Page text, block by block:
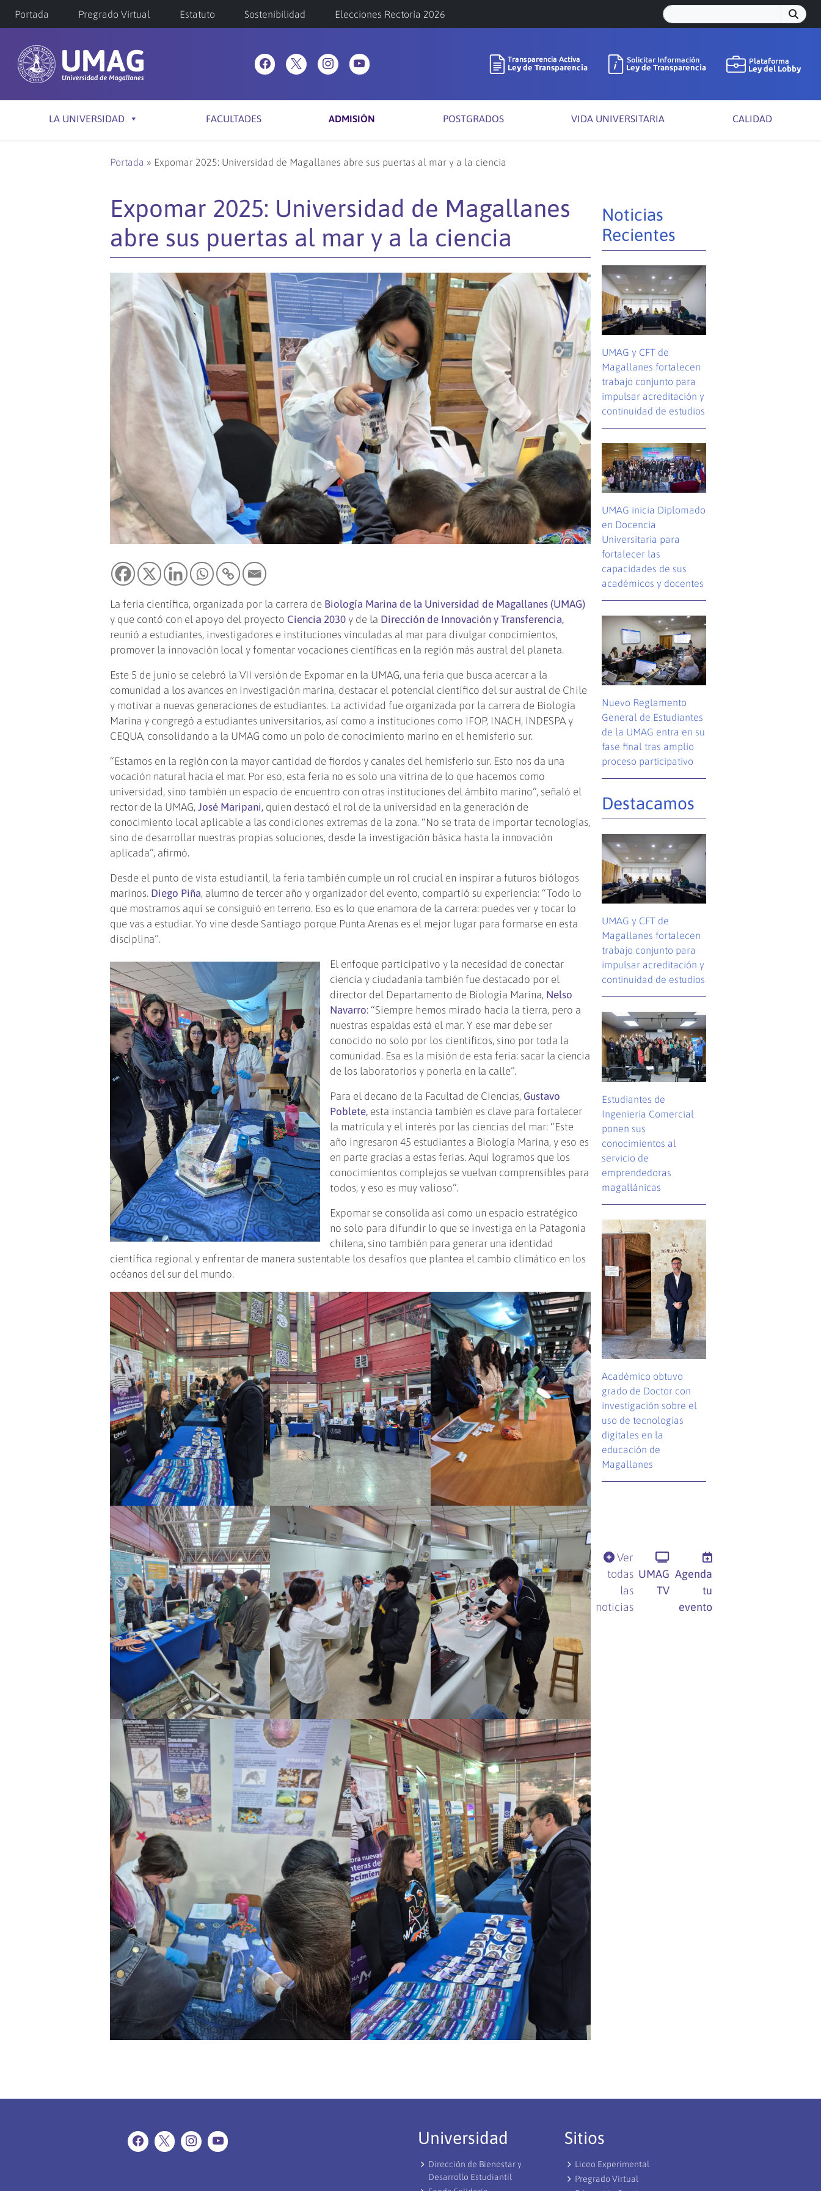
Portada Pregrado Virtual Estatuto Sostenibilidad Elecciones Rectoría 2026
LA UNIVERSIDAD FACULTADES ADMISIÓN POSTGRADOS VIDA UNIVERSITARIA CALIDAD
Portada » Expomar 2025: Universidad de Magallanes abre sus puertas al mar y a la ciencia
Expomar 2025: Universidad de Magallanes
abre sus puertas al mar y a la ciencia
La feria científica, organizada por la carrera de Biología Marina de la Universidad de Magallanes (UMAG)
y que contó con el apoyo del proyecto Ciencia 2030 y de la Dirección de Innovación y Transferencia,
reunió a estudiantes, investigadores e instituciones vinculadas al mar para divulgar conocimientos,
promover la innovación local y fomentar vocaciones científicas en la región más austral del planeta.
Este 5 de junio se celebró la VII versión de Expomar en la UMAG, una feria que busca acercar a la
comunidad a los avances en investigación marina, destacar el potencial científico del sur austral de Chile
y motivar a nuevas generaciones de estudiantes. La actividad fue organizada por la carrera de Biología
Marina y congregó a estudiantes universitarios, así como a instituciones como IFOP, INACH, INDESPA y
CEQUA, consolidando a la UMAG como un polo de conocimiento marino en el hemisferio sur.
“Estamos en la región con la mayor cantidad de fiordos y canales del hemisferio sur. Esto nos da una
vocación natural hacia el mar. Por eso, esta feria no es solo una vitrina de lo que hacemos como
universidad, sino también un espacio de encuentro con otras instituciones del ámbito marino”, señaló el
rector de la UMAG,José Maripani, quien destacó el rol de la universidad en la generación de
conocimiento local aplicable a las condiciones extremas de la zona. “No se trata de importar tecnologías,
sino de desarrollar nuestras propias soluciones, desde la investigación básica hasta la innovación
aplicada”, afirmó.
Desde el punto de vista estudiantil, la feria también cumple un rol crucial en inspirar a futuros biólogos
marinos. Diego Piña, alumno de tercer año y organizador del evento, compartió su experiencia: “Todo lo
que mostramos aquí se consiguió en terreno. Eso es lo que enamora de la carrera: puedes ver y tocar lo
que vas a estudiar. Yo vine desde Santiago porque Punta Arenas es el mejor lugar para formarse en esta
disciplina”.
El enfoque participativo y la necesidad de conectar
ciencia y ciudadanía también fue destacado por el
director del Departamento de Biología Marina, Nelso
Navarro: “Siempre hemos mirado hacia la tierra, pero a
nuestras espaldas está el mar. Y ese mar debe ser
conocido no solo por los científicos, sino por toda la
comunidad. Esa es la misión de esta feria: sacar la ciencia
de los laboratorios y ponerla en la calle”.
Para el decano de la Facultad de Ciencias, Gustavo
Poblete, esta instancia también es clave para fortalecer
la matrícula y el interés por las ciencias del mar: “Este
año ingresaron 45 estudiantes a Biología Marina, y eso es
en parte gracias a estas ferias. Aquí logramos que los
conocimientos complejos se vuelvan comprensibles para
todos, y eso es muy valioso”.
Expomar se consolida así como un espacio estratégico
no solo para difundir lo que se investiga en la Patagonia
chilena, sino también para generar una identidad
científica regional y enfrentar de manera sustentable los desafíos que plantea el cambio climático en los
océanos del sur del mundo.
Noticias
Recientes
UMAG y CFT de
Magallanes fortalecen
trabajo conjunto para
impulsar acreditación y
continuidad de estudios
UMAG inicia Diplomado
en Docencia
Universitaria para
fortalecer las
capacidades de sus
académicos y docentes
Nuevo Reglamento
General de Estudiantes
de la UMAG entra en su
fase final tras amplio
proceso participativo
Destacamos
UMAG y CFT de
Magallanes fortalecen
trabajo conjunto para
impulsar acreditación y
continuidad de estudios
Estudiantes de
Ingeniería Comercial
ponen sus
conocimientos al
servicio de
emprendedoras
magallánicas
Académico obtuvo
grado de Doctor con
investigación sobre el
uso de tecnologías
digitales en la
educación de
Magallanes
Ver
todas
las
noticias
UMAG
TV
Agenda
tu
evento
Universidad
Dirección de Bienestar y
Desarrollo Estudiantil
Sitios
Liceo Experimental
Pregrado Virtual